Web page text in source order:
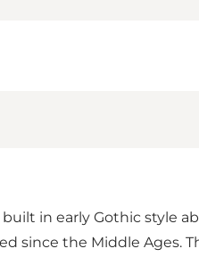
in early Gothic style
the Middle Ages.